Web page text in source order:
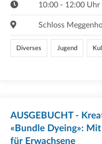
10:00 - 12:00 Uhr
Schloss
Diverses Jugend
AUSGEBUCHT -
«Bundle Dyeing»:
für Erwachsene